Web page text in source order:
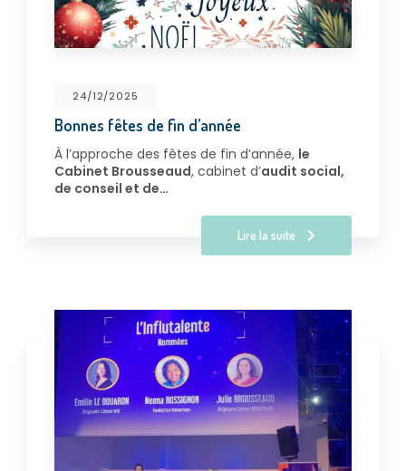
24/12/2025
Bonnes fêtes de fin d’année
À l’approche des fêtes de fin d’année, le
Cabinet Brousseaud, cabinet d’audit social,
de conseil et de…
Lire la suite